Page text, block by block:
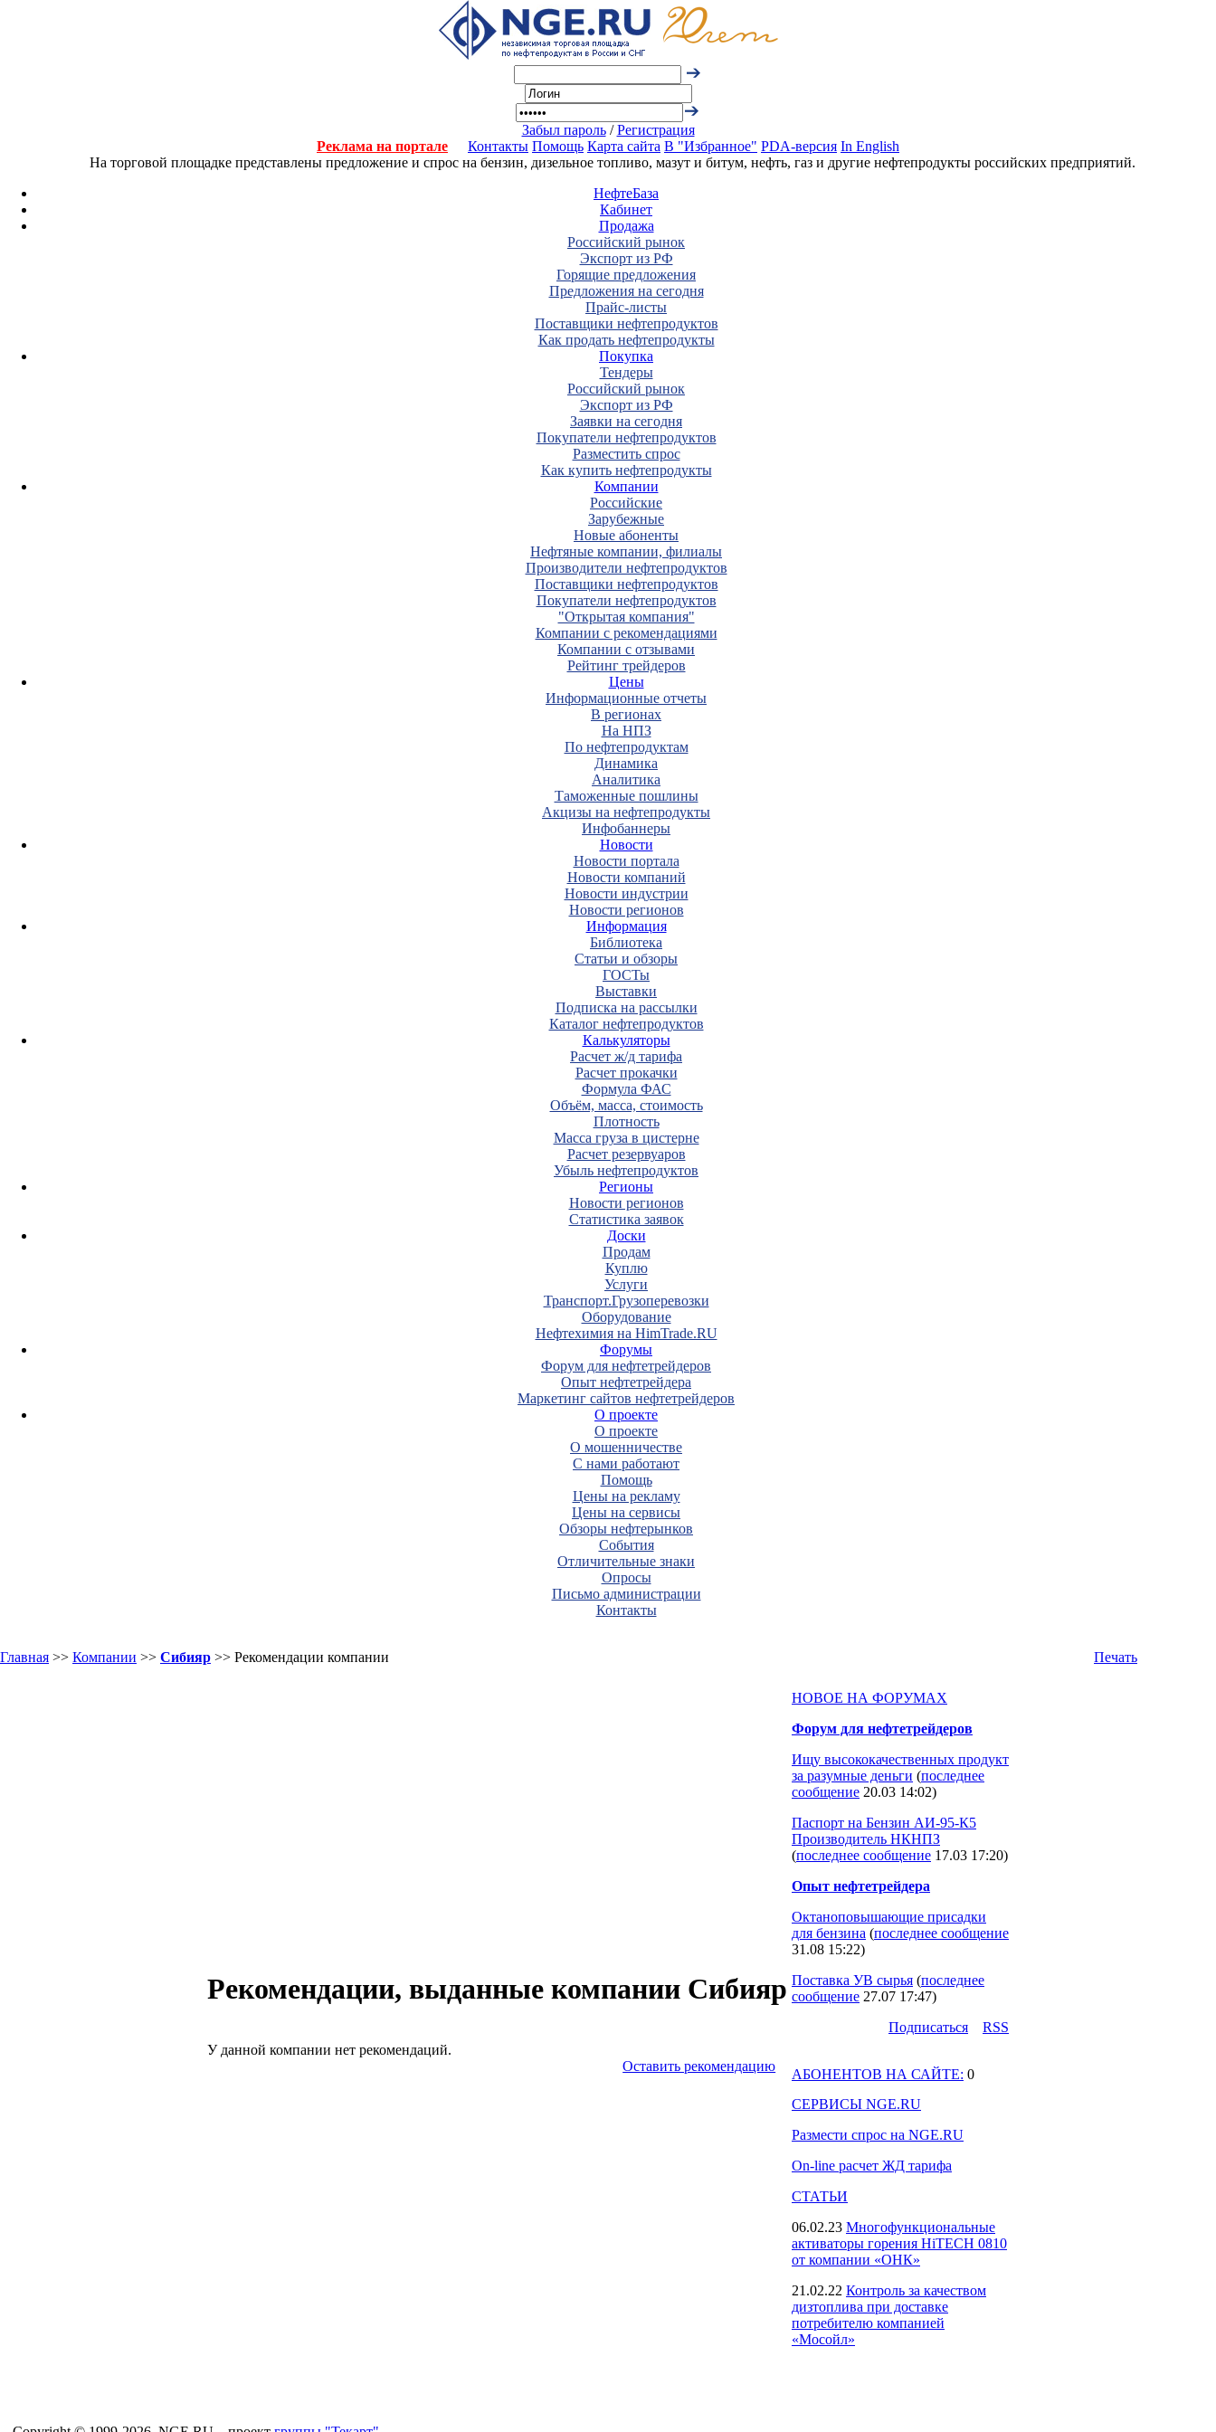
Забыл пароль/Регистрация
Реклама на портале
Контакты Помощь Карта сайта В "Избранное" PDA-версия In English
На торговой площадке представлены предложение и спрос на бензин, дизельное топливо, мазут и битум, нефть, газ и другие нефтепродукты российских предприятий.
НефтеБаза
Кабинет
Продажа
Российский рынок
Экспорт из РФ
Горящие предложения
Предложения на сегодня
Прайс-листы
Поставщики нефтепродуктов
Как продать нефтепродукты
Покупка
Тендеры
Российский рынок
Экспорт из РФ
Заявки на сегодня
Покупатели нефтепродуктов
Разместить спрос
Как купить нефтепродукты
Компании
Российские
Зарубежные
Новые абоненты
Нефтяные компании, филиалы
Производители нефтепродуктов
Поставщики нефтепродуктов
Покупатели нефтепродуктов
"Открытая компания"
Компании с рекомендациями
Компании с отзывами
Рейтинг трейдеров
Цены
Информационные отчеты
В регионах
На НПЗ
По нефтепродуктам
Динамика
Аналитика
Таможенные пошлины
Акцизы на нефтепродукты
Инфобаннеры
Новости
Новости портала
Новости компаний
Новости индустрии
Новости регионов
Информация
Библиотека
Статьи и обзоры
ГОСТы
Выставки
Подписка на рассылки
Каталог нефтепродуктов
Калькуляторы
Расчет ж/д тарифа
Расчет прокачки
Формула ФАС
Объём, масса, стоимость
Плотность
Масса груза в цистерне
Расчет резервуаров
Убыль нефтепродуктов
Регионы
Новости регионов
Статистика заявок
Доски
Продам
Куплю
Услуги
Транспорт.Грузоперевозки
Оборудование
Нефтехимия на HimTrade.RU
Форумы
Форум для нефтетрейдеров
Опыт нефтетрейдера
Маркетинг сайтов нефтетрейдеров
О проекте
О проекте
О мошенничестве
С нами работают
Помощь
Цены на рекламу
Цены на сервисы
Обзоры нефтерынков
События
Отличительные знаки
Опросы
Письмо администрации
Контакты
Главная >> Компании >> Сибияр >> Рекомендации компании Печать
Рекомендации, выданные компании Сибияр
У данной компании нет рекомендаций.
Оставить рекомендацию
НОВОЕ НА ФОРУМАХ
Форум для нефтетрейдеров
Ищу высококачественных продукт
за разумные деньги (последнее
сообщение 20.03 14:02)
Паспорт на Бензин АИ-95-К5
Производитель НКНПЗ
(последнее сообщение 17.03 17:20)
Опыт нефтетрейдера
Октаноповышающие присадки
для бензина (последнее сообщение
31.08 15:22)
Поставка УВ сырья (последнее
сообщение 27.07 17:47)
Подпиcаться
RSS
АБОНЕНТОВ НА САЙТЕ: 0
СЕРВИСЫ NGE.RU
Размести спрос на NGE.RU
On-line расчет ЖД тарифа
СТАТЬИ
06.02.23 Многофункциональные
активаторы горения HiTECH 0810
от компании «ОНК»
21.02.22 Контроль за качеством
дизтоплива при доставке
потребителю компанией
«Мосойл»